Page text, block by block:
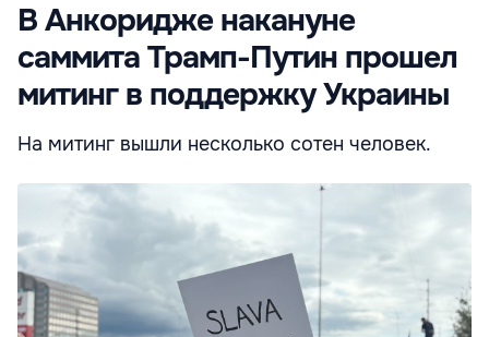
В Анкоридже накануне
саммита Трамп-Путин прошел
митинг в поддержку Украины
На митинг вышли несколько сотен человек.